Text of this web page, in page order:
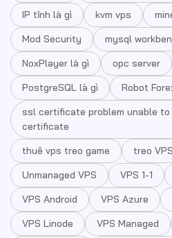
IP tĩnh là gì kvm vps
Mod Security
mysql
NoxPlayer là gì
opc server
PostgreSQL là gì
Robot
ssl certificate problem unable
certificate
thuê vps treo game
treo
Unmanaged VPS
VPS 1-1
VPS Android
VPS Azure
VPS Linode
VPS Managed